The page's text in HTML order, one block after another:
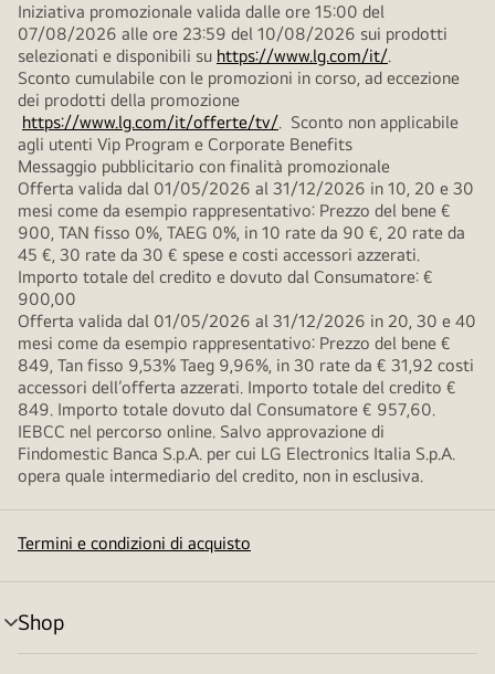
Iniziativa promozionale valida dalle ore 15:00 del
07/08/2026 alle ore 23:59 del 10/08/2026 sui prodotti
selezionati e disponibili su https://www.lg.com/it/.
Sconto cumulabile con le promozioni in corso, ad eccezione
dei prodotti della promozione
https://www.lg.com/it/offerte/tv/. Sconto non applicabile
agli utenti Vip Program e Corporate Benefits
Messaggio pubblicitario con finalità promozionale
Offerta valida dal 01/05/2026 al 31/12/2026 in 10, 20 e 30
mesi come da esempio rappresentativo: Prezzo del bene €
900, TAN fisso 0%, TAEG 0%, in 10 rate da 90 €, 20 rate da
45 €, 30 rate da 30 € spese e costi accessori azzerati.
Importo totale del credito e dovuto dal Consumatore: €
900,00
Offerta valida dal 01/05/2026 al 31/12/2026 in 20, 30 e 40
mesi come da esempio rappresentativo: Prezzo del bene €
849, Tan fisso 9,53% Taeg 9,96%, in 30 rate da € 31,92 costi
accessori dell’offerta azzerati. Importo totale del credito €
849. Importo totale dovuto dal Consumatore € 957,60.
IEBCC nel percorso online. Salvo approvazione di
Findomestic Banca S.p.A. per cui LG Electronics Italia S.p.A.
opera quale intermediario del credito, non in esclusiva.
Termini e condizioni di acquisto
Shop
Attivazione
menu